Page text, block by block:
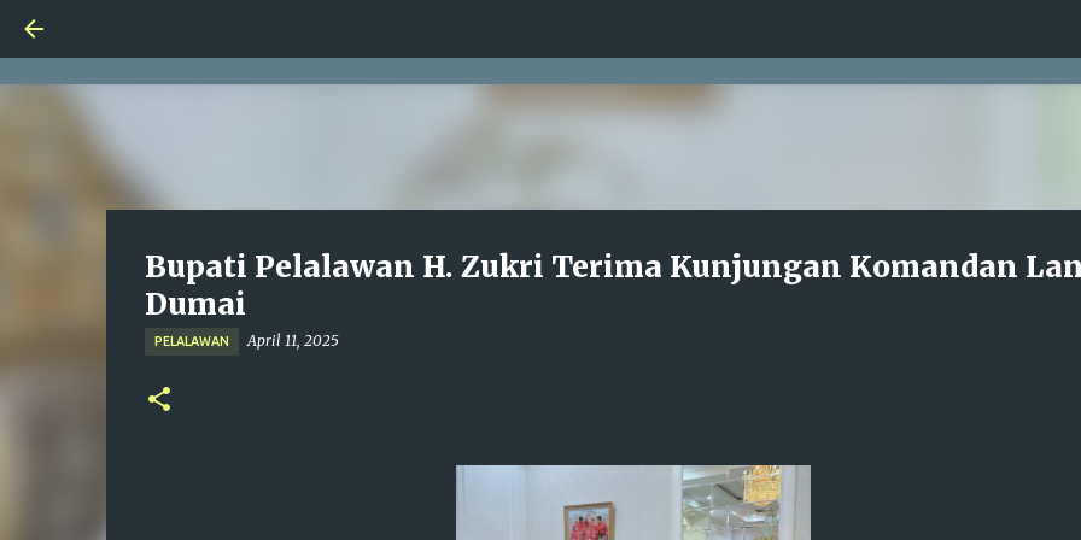
Bupati Pelalawan H. Zukri Terima Kunjungan Komandan
Dumai
PELALAWAN April 11, 2025